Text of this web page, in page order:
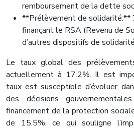
remboursement de la dette
**Prélèvement de solidarité:**
finançant le RSA (Revenu de
d’autres dispositifs de
Le taux global des
actuellement à 17.2%. Il est
taux est susceptible d’évoluer
des décisions
financement de la protection
de 15.5%, ce qui souligne